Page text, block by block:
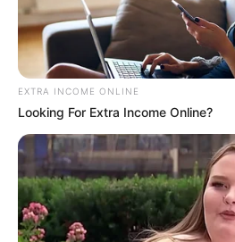
EXTRA INCOME ONLINE
Looking For Extra Income Online?